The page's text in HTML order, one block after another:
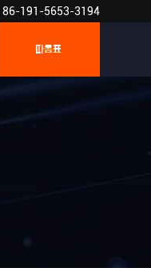
86-191-5653-3194
따옴표